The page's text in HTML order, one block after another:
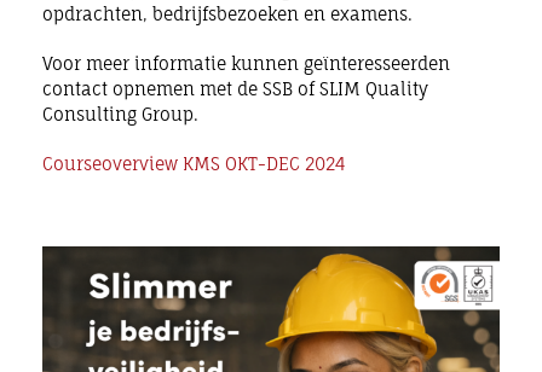
opdrachten, bedrijfsbezoeken en examens.
Voor meer informatie kunnen geïnteresseerden
contact opnemen met de SSB of SLIM Quality
Consulting Group.
Courseoverview KMS OKT-DEC 2024